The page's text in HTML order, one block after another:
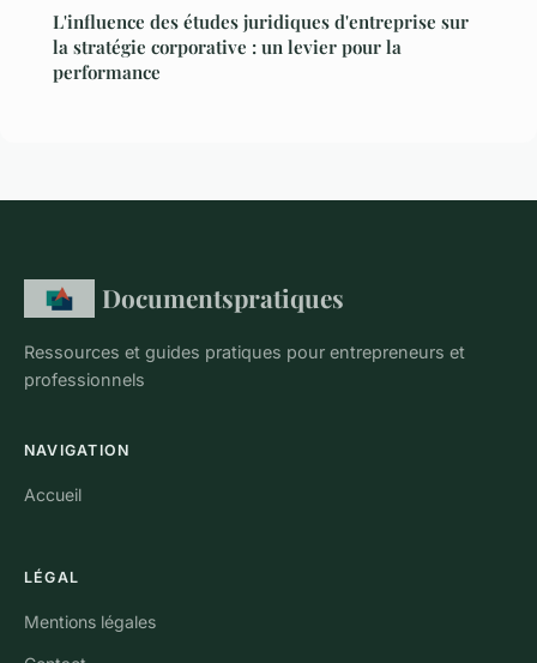
L'influence des études juridiques d'entreprise sur
la stratégie corporative : un levier pour la
performance
Documentspratiques
Ressources et guides pratiques pour entrepreneurs et
professionnels
NAVIGATION
Accueil
LÉGAL
Mentions légales